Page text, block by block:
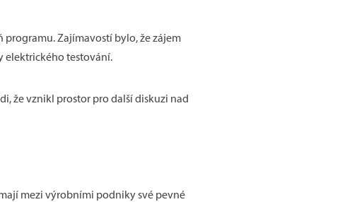
Zajímavostí bylo, že zájem
elektrického testování.
že vznikl prostor pro další diskuzi nad
mezi výrobními podniky své pevné